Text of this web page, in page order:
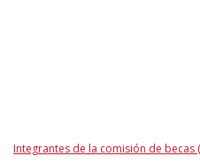
Integrantes de la comisión de becas